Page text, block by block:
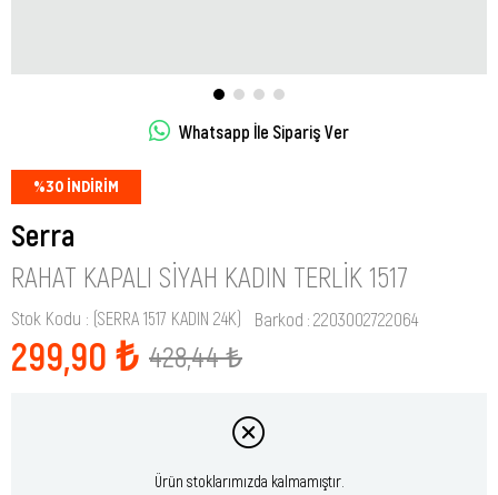
Whatsapp İle Sipariş Ver
%30 İNDIRIM
Serra
RAHAT KAPALI SIYAH KADIN TERLIK 1517
Stok Kodu (SERRA 1517 KADIN 24K) Barkod : 2203002722064
428,44 ₺
299,90 ₺
Ürün stoklarımızda kalmamıştır.